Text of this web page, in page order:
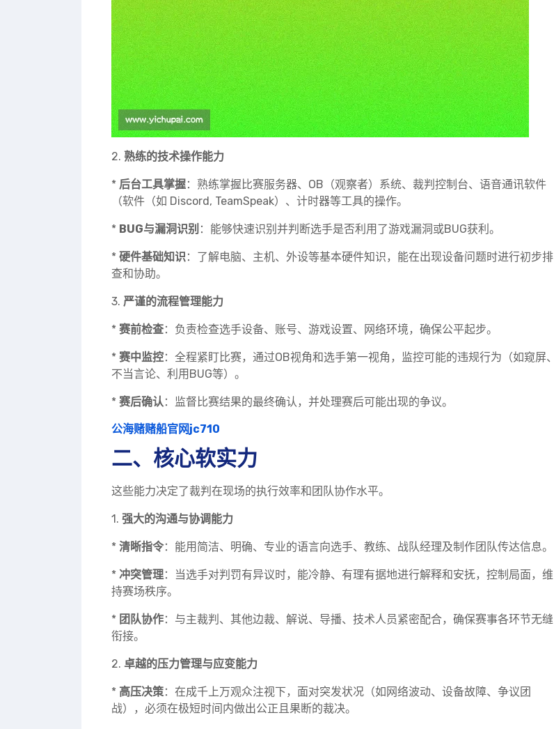
2. 熟练的技术操作能力
* 后台工具掌握：熟练掌握比赛服务器、OB（观察者）系统、裁判控制台、语音通讯软件
（软件（如 Discord, TeamSpeak）、计时器等工具的操作。
* BUG与漏洞识别 ：能够快速识别并判断选手是否利用了游戏漏洞或BUG获利。
* 硬件基础知识：了解电脑、主机、外设等基本硬件知识，能在出现设备问题时进行初步排
查和协助。
3. 严谨的流程管理能力
* 赛前检查：负责检查选手设备、账号、游戏设置、网络环境，确保公平起步。
* 赛中监控：全程紧盯比赛，通过OB视角和选手第一视角，监控可能的违规行为（如窥屏、
不当言论、利用BUG等）。
* 赛后确认：监督比赛结果的最终确认，并处理赛后可能出现的争议。
公海赌赌船官网jc710
二、核心软实力
这些能力决定了裁判在现场的执行效率和团队协作水平。
1. 强大的沟通与协调能力
* 清晰指令：能用简洁、明确、专业的语言向选手、教练、战队经理及制作团队传达信息。
* 冲突管理：当选手对判罚有异议时，能冷静、有理有据地进行解释和安抚，控制局面，维
持赛场秩序。
* 团队协作：与主裁判、其他边裁、解说、导播、技术人员紧密配合，确保赛事各环节无缝
衔接。
2. 卓越的压力管理与应变能力
* 高压决策：在成千上万观众注视下，面对突发状况（如网络波动、设备故障、争议团
战），必须在极短时间内做出公正且果断的裁决。